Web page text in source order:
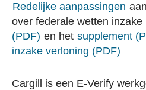
Redelijke aanpassingen
over federale wetten inzake
(PDF) en het supplement
inzake verloning (PDF)
Cargill is een E-Verify